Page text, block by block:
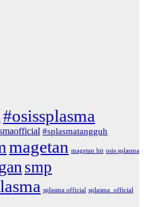
#osissplasma
#splasmatangguh
magetan magetan hit osis splasma
smp
splasma official splasma_official